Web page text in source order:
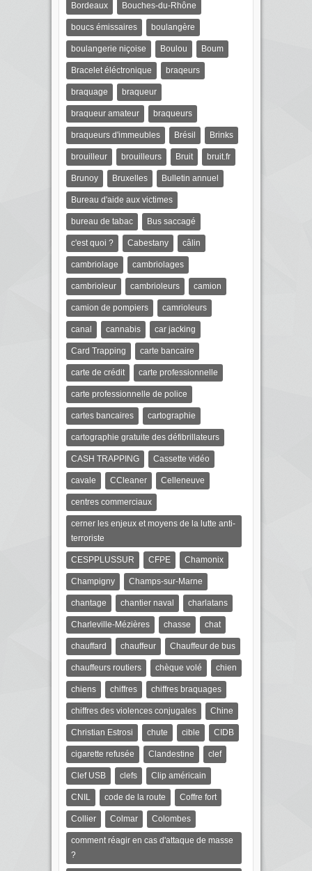
Bordeaux Bouches-du-Rhône
boucs émissaires boulangère
boulangerie niçoise Boulou Boum
Bracelet éléctronique braqeurs
braquage braqueur
braqueur amateur braqueurs
braqueurs d'immeubles Brésil Brinks
brouilleur brouilleurs Bruit bruit.fr
Brunoy Bruxelles Bulletin annuel
Bureau d'aide aux victimes
bureau de tabac Bus saccagé
c'est quoi ? Cabestany câlin
cambriolage cambriolages
cambrioleur cambrioleurs camion
camion de pompiers camrioleurs
canal cannabis car jacking
Card Trapping carte bancaire
carte de crédit carte professionnelle
carte professionnelle de police
cartes bancaires cartographie
cartographie gratuite des défibrillateurs
CASH TRAPPING Cassette vidéo
cavale CCleaner Celleneuve
centres commerciaux
cerner les enjeux et moyens de la lutte anti-
terroriste
CESPPLUSSUR CFPE Chamonix
Champigny Champs-sur-Marne
chantage chantier naval charlatans
Charleville-Mézières chasse chat
chauffard chauffeur Chauffeur de bus
chauffeurs routiers chèque volé chien
chiens chiffres chiffres braquages
chiffres des violences conjugales Chine
Christian Estrosi chute cible CIDB
cigarette refusée Clandestine clef
Clef USB clefs Clip américain
CNIL code de la route Coffre fort
Collier Colmar Colombes
comment réagir en cas d'attaque de masse
?